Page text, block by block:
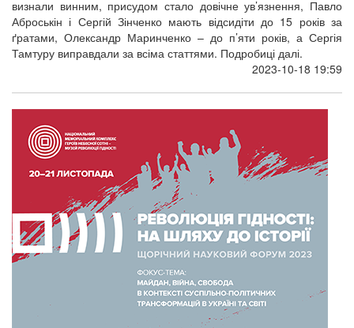
визнали винним, присудом стало довічне ув’язнення, Павло
Аброськін і Сергій Зінченко мають відсидіти до 15 років за
ґратами, Олександр Маринченко – до п’яти років, а Сергія
Тамтуру виправдали за всіма статтями. Подробиці далі.
2023-10-18 19:59